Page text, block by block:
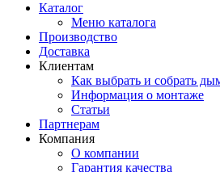
Каталог
Меню каталога
Производство
Доставка
Клиентам
Как выбрать и собрать
Информация о монтаже
Статьи
Партнерам
Компания
О компании
Гарантия качества